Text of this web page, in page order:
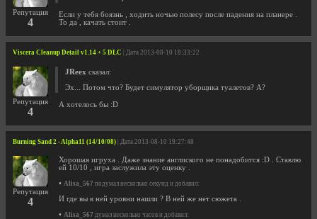
Репутация
4
Если у тебя боязнь , ходить ночью полесу после падения на планере .
То да , качать стоит .
Viscera Cleanup Detail v1.14 + 5 DLC | Дата 2013-08-10 18:33:22
Репутация
4
JReex сказал:
Эх... Потом что? Будет симулятор уборщика туалетов? А?
А хотелось бы :D
Burning Sand 2 - Alpha11 (14/10/08) | Дата 2013-08-10 19:27:48
Репутация
4
Хорошая игруха . Даже знание англиского не понадобится :D . Ставлю
ей 10/10 , игра заслужила эту оценку .
• Alisa_567 подумал несколько секунд и добавил:
И где вы в ней уровни нашли ? В ней же нет сюжета .
• Alisa_567 думал несколько часов и добавил: